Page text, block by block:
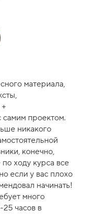
материала,
самим проектом.
никакого
конечно,
ходу курса все
если у вас плохо
начинать!
много
часов в